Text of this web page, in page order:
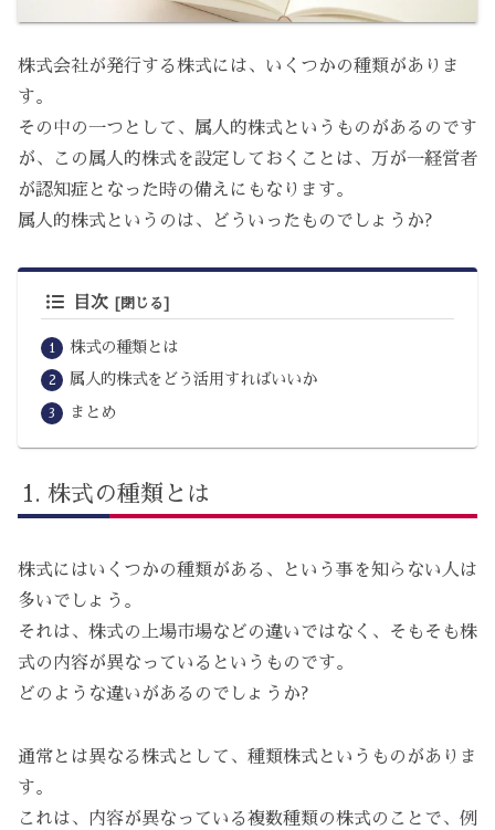
株式会社が発行する株式には、いくつかの種類がありま
す。
その中の一つとして、属人的株式というものがあるのです
が、この属人的株式を設定しておくことは、万が一経営者
が認知症となった時の備えにもなります。
属人的株式というのは、どういったものでしょうか?
目次
株式の種類とは
属人的株式をどう活用すればいいか
まとめ
株式の種類とは
株式にはいくつかの種類がある、という事を知らない人は
多いでしょう。
それは、株式の上場市場などの違いではなく、そもそも株
式の内容が異なっているというものです。
どのような違いがあるのでしょうか?
通常とは異なる株式として、種類株式というものがありま
す。
これは、内容が異なっている複数種類の株式のことで、例